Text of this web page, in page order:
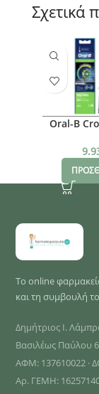
Σχετικά
Oral-B
Κεφαλές
Το online
και τη συμβουλή
Δημήτριος Ι.
Βασιλέως Παύλου
ΑΦΜ: 137610022 ·
Αρ. ΓΕΜΗ: